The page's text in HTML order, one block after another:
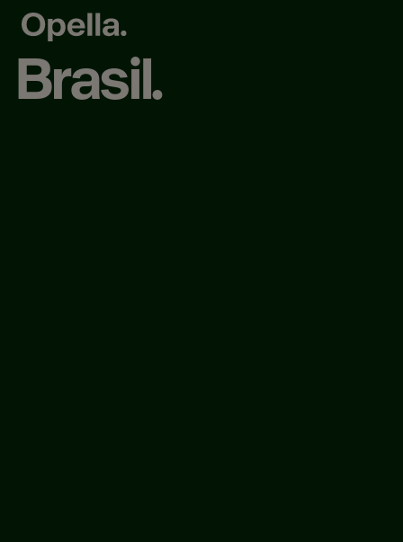
Brasil.